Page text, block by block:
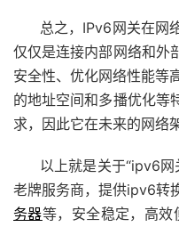
总之，IPv6网关在网
仅仅是连接内部网络和外
安全性、优化网络性能等
的地址空间和多播优化等
求，因此它在未来的网络
以上就是关于“ipv6网
老牌服务商，提供ipv6转
务器等，安全稳定，高